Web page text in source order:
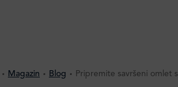
Magazin Blog Pripremite savršeni omlet